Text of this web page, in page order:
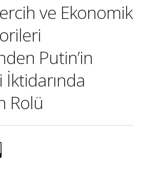
ve Ekonomik
Putin’in
İktidarında
Rolü